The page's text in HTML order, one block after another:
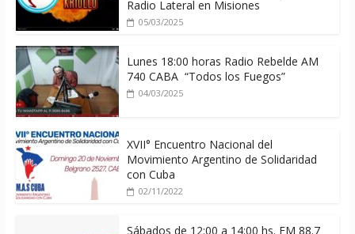
Radio Lateral en Misiones
05/03/2025
Lunes 18:00 horas Radio Rebelde AM
740 CABA “Todos los Fuegos”
04/03/2025
XVII° Encuentro Nacional del
Movimiento Argentino de Solidaridad
con Cuba
02/11/2022
Sábados de 12:00 a 14;00 hs. FM 88.7